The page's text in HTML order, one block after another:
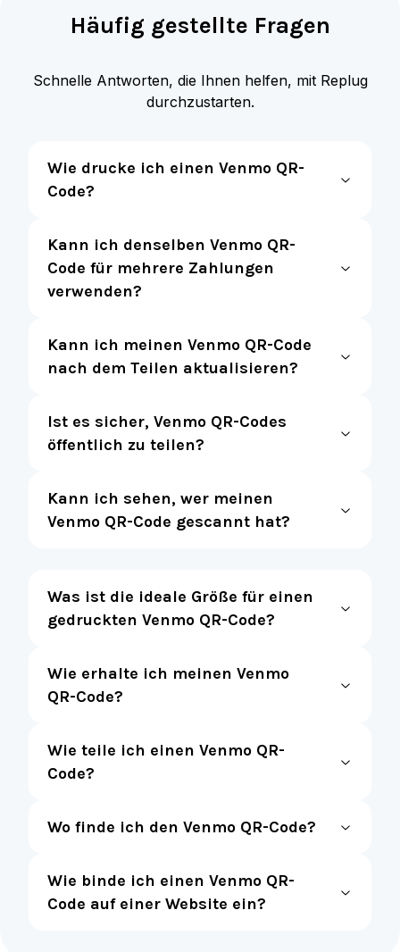
Häufig gestellte Fragen
Schnelle Antworten, die Ihnen helfen, mit Replug
durchzustarten.
Wie drucke ich einen Venmo QR-
Code?
Kann ich denselben Venmo QR-
Code für mehrere Zahlungen
verwenden?
Kann ich meinen Venmo QR-Code
nach dem Teilen aktualisieren?
Ist es sicher, Venmo QR-Codes
öffentlich zu teilen?
Kann ich sehen, wer meinen
Venmo QR-Code gescannt hat?
Was ist die ideale Größe für einen
gedruckten Venmo QR-Code?
Wie erhalte ich meinen Venmo
QR-Code?
Wie teile ich einen Venmo QR-
Code?
Wo finde ich den Venmo QR-Code?
Wie binde ich einen Venmo QR-
Code auf einer Website ein?